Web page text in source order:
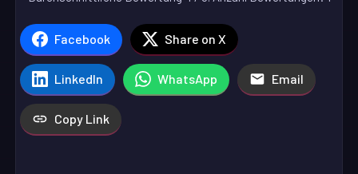
Facebook Share on X
LinkedIn WhatsApp Email
Copy Link